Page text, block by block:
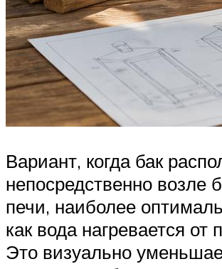
Вариант, когда бак
непосредственно возле
печи, наиболее
как вода нагревается от
Это визуально